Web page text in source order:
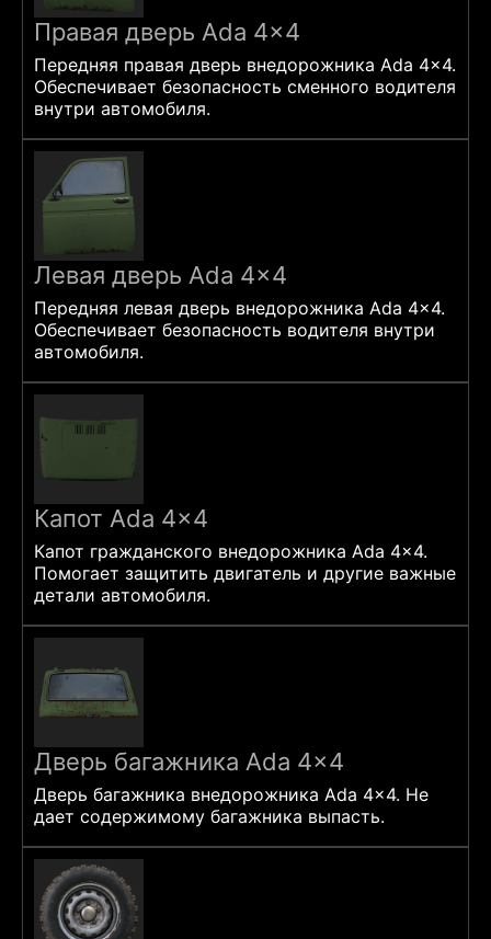
Правая дверь Ada 4×4
Передняя правая дверь внедорожника Ada 4x4.
Обеспечивает безопасность сменного водителя
внутри автомобиля.
Левая дверь Ada 4×4
Передняя левая дверь внедорожника Ada 4x4.
Обеспечивает безопасность водителя внутри
автомобиля.
Капот Ada 4×4
Капот гражданского внедорожника Ada 4x4.
Помогает защитить двигатель и другие важные
детали автомобиля.
Дверь багажника Ada 4×4
Дверь багажника внедорожника Ada 4x4. Не
дает содержимому багажника выпасть.